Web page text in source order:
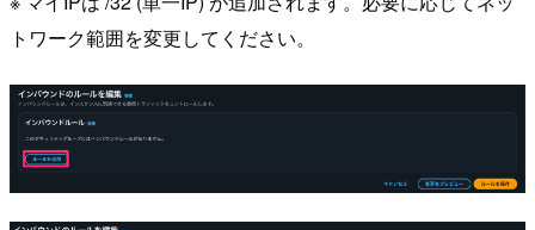
トワーク範囲を変更してください。